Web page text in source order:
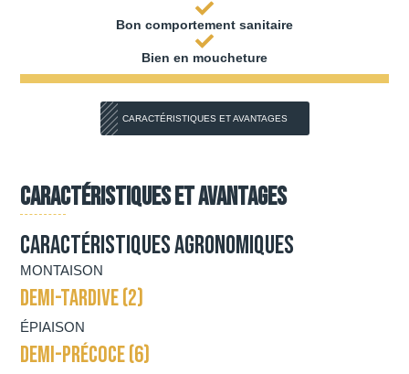
Bon comportement sanitaire
Bien en moucheture
CARACTÉRISTIQUES ET AVANTAGES
Caractéristiques et avantages
Caractéristiques agronomiques
MONTAISON
DEMI-TARDIVE (2)
ÉPIAISON
DEMI-PRÉCOCE (6)